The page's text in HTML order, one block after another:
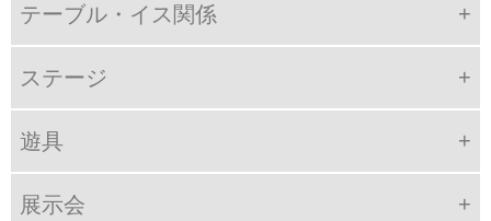
テーブル・イス関係
ステージ
遊具
展示会